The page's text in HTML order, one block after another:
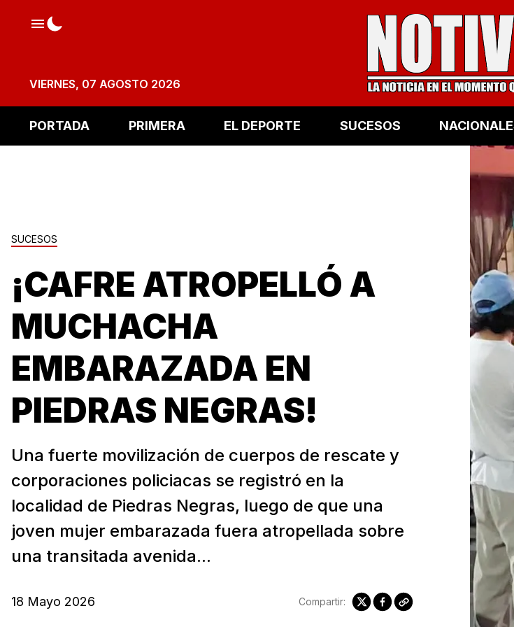
VIERNES, 07 AGOSTO 2026
PORTADA PRIMERA EL DEPORTE SUCESOS
SUCESOS
¡CAFRE ATROPELLÓ A
MUCHACHA
EMBARAZADA EN
PIEDRAS NEGRAS!
Una fuerte movilización de cuerpos de rescate y
corporaciones policiacas se registró en la
localidad de Piedras Negras, luego de que una
joven mujer embarazada fuera atropellada sobre
una transitada avenida...
18 Mayo 2026 Compartir: